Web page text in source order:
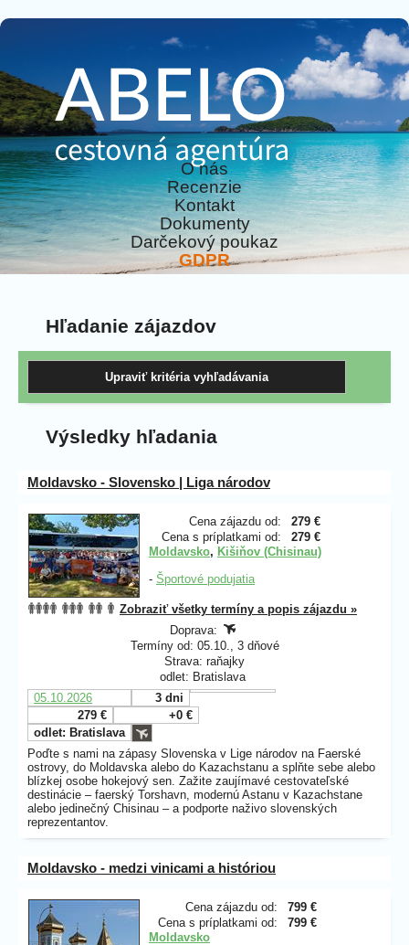
O nás
Recenzie
Kontakt
Dokumenty
Darčekový poukaz
GDPR
Hľadanie zájazdov
Výsledky hľadania
Moldavsko - Slovensko | Liga národov
Cena zájazdu od:
279 €
Cena s príplatkami od:
279 €
Moldavsko, Kišiňov (Chisinau)
- Športové podujatia
Zobraziť všetky termíny a popis zájazdu »
Doprava:
Termíny od: 05.10., 3 dňové
Strava: raňajky
odlet: Bratislava
05.10.2026
3 dni
279 €
+0 €
odlet: Bratislava
Poďte s nami na zápasy Slovenska v Lige národov na Faerské
ostrovy, do Moldavska alebo do Kazachstanu a splňte sebe alebo
blízkej osobe hokejový sen. Zažite zaujímavé cestovateľské
destinácie – faerský Torshavn, modernú Astanu v Kazachstane
alebo jedinečný Chisinau – a podporte naživo slovenských
reprezentantov.
Moldavsko - medzi vinicami a históriou
Cena zájazdu od:
799 €
Cena s príplatkami od:
799 €
Moldavsko